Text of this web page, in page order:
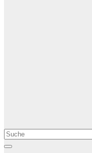
Le Matin
AGENCE DE PRESSE